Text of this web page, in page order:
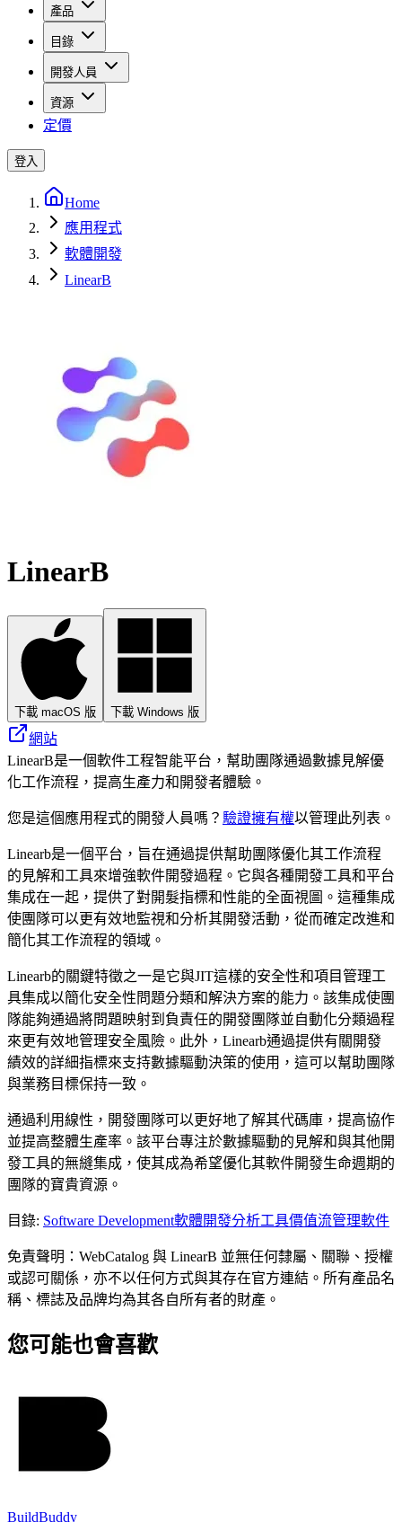
產品
目錄
開發人員
資源
定價
登入
Home
應用程式
軟體開發
LinearB
LinearB
下載 macOS 版 下載 Windows 版
網站
LinearB是一個軟件工程智能平台，幫助團隊通過數據見解優
化工作流程，提高生產力和開發者體驗。
您是這個應用程式的開發人員嗎？ 驗證擁有權以管理此列表。
Linearb是一個平台，旨在通過提供幫助團隊優化其工作流程
的見解和工具來增強軟件開發過程。它與各種開發工具和平台
集成在一起，提供了對開髮指標和性能的全面視圖。這種集成
使團隊可以更有效地監視和分析其開發活動，從而確定改進和
簡化其工作流程的領域。
Linearb的關鍵特徵之一是它與JIT這樣的安全性和項目管理工
具集成以簡化安全性問題分類和解決方案的能力。該集成使團
隊能夠通過將問題映射到負責任的開發團隊並自動化分類過程
來更有效地管理安全風險。此外，Linearb通過提供有關開發
績效的詳細指標來支持數據驅動決策的使用，這可以幫助團隊
與業務目標保持一致。
通過利用線性，開發團隊可以更好地了解其代碼庫，提高協作
並提高整體生產率。該平台專注於數據驅動的見解和與其他開
發工具的無縫集成，使其成為希望優化其軟件開發生命週期的
團隊的寶貴資源。
目錄: Software Development軟體開發分析工具價值流管理軟件
免責聲明：WebCatalog 與 LinearB 並無任何隸屬、關聯、授權
或認可關係，亦不以任何方式與其存在官方連結。所有產品名
稱、標誌及品牌均為其各自所有者的財產。
您可能也會喜歡
BuildBuddy